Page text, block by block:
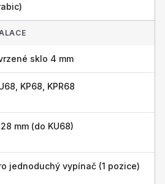
sklo 4 mm
KP68, KPR68
mm (do KU68)
jednoduchý vypínač (1 pozice)